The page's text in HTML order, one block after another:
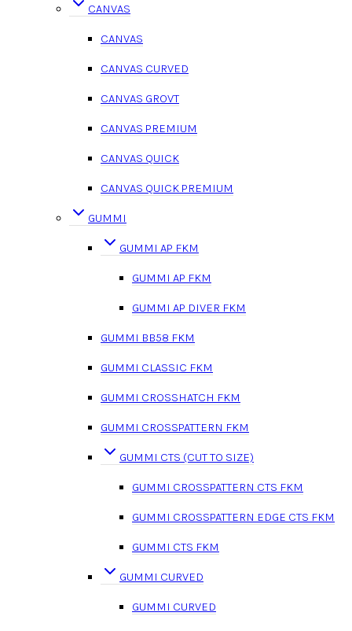
CANVAS
CANVAS
CANVAS CURVED
CANVAS GROVT
CANVAS PREMIUM
CANVAS QUICK
CANVAS QUICK PREMIUM
GUMMI
GUMMI AP FKM
GUMMI AP FKM
GUMMI AP DIVER FKM
GUMMI BB58 FKM
GUMMI CLASSIC FKM
GUMMI CROSSHATCH FKM
GUMMI CROSSPATTERN FKM
GUMMI CTS (CUT TO SIZE)
GUMMI CROSSPATTERN CTS FKM
GUMMI CROSSPATTERN EDGE CTS FKM
GUMMI CTS FKM
GUMMI CURVED
GUMMI CURVED